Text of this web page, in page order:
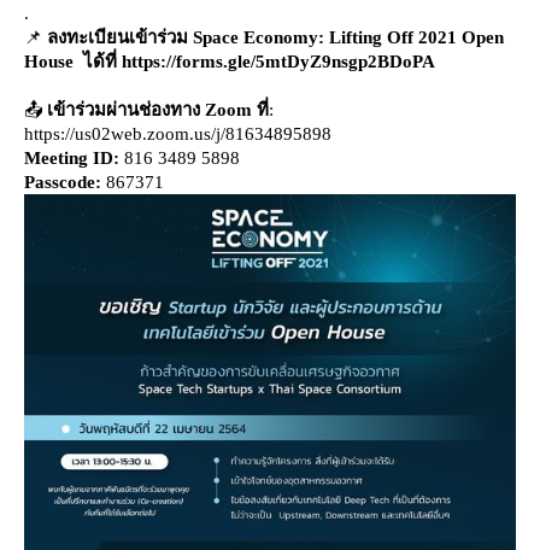
.
📌 ลงทะเบียนเข้าร่วม Space Economy: Lifting Off 2021 Open
House ได้ที่ https://forms.gle/5mtDyZ9nsgp2BDoPA
📤 เข้าร่วมผ่านช่องทาง Zoom ที่:
https://us02web.zoom.us/j/81634895898
Meeting ID: 816 3489 5898
Passcode: 867371